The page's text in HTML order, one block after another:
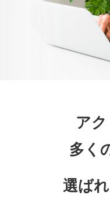
ア
多く
選ば